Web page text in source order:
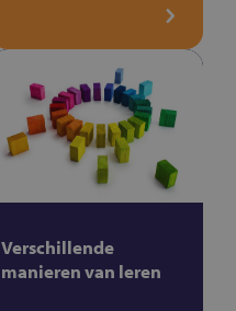
Verschillende
manieren van leren